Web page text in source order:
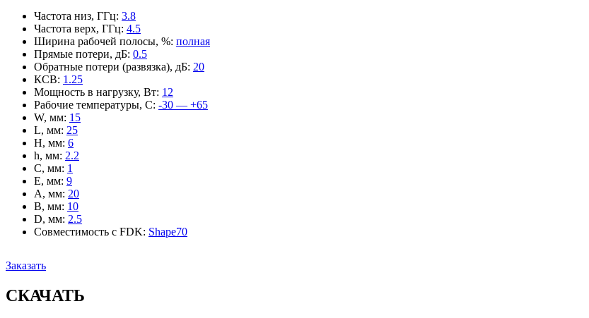
Частота низ, ГГц: 3.8
Частота верх, ГГц: 4.5
Ширина рабочей полосы, %: полная
Прямые потери, дБ: 0.5
Обратные потери (развязка), дБ: 20
КСВ: 1.25
Мощность в нагрузку, Вт: 12
Рабочие температуры, С: -30 — +65
W, мм: 15
L, мм: 25
H, мм: 6
h, мм: 2.2
C, мм: 1
E, мм: 9
A, мм: 20
B, мм: 10
D, мм: 2.5
Совместимость с FDK: Shape70
Заказать
СКАЧАТЬ